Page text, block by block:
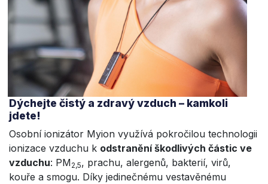
Dýchejte čistý a zdravý vzduch – kamkoli
jdete!
Osobní ionizátor Myion využívá pokročilou technologii
ionizace vzduchu k odstranění škodlivých částic ve
vzduchu: PM2,5, prachu, alergenů, bakterií, virů,
kouře a smogu. Díky jedinečnému vestavěnému